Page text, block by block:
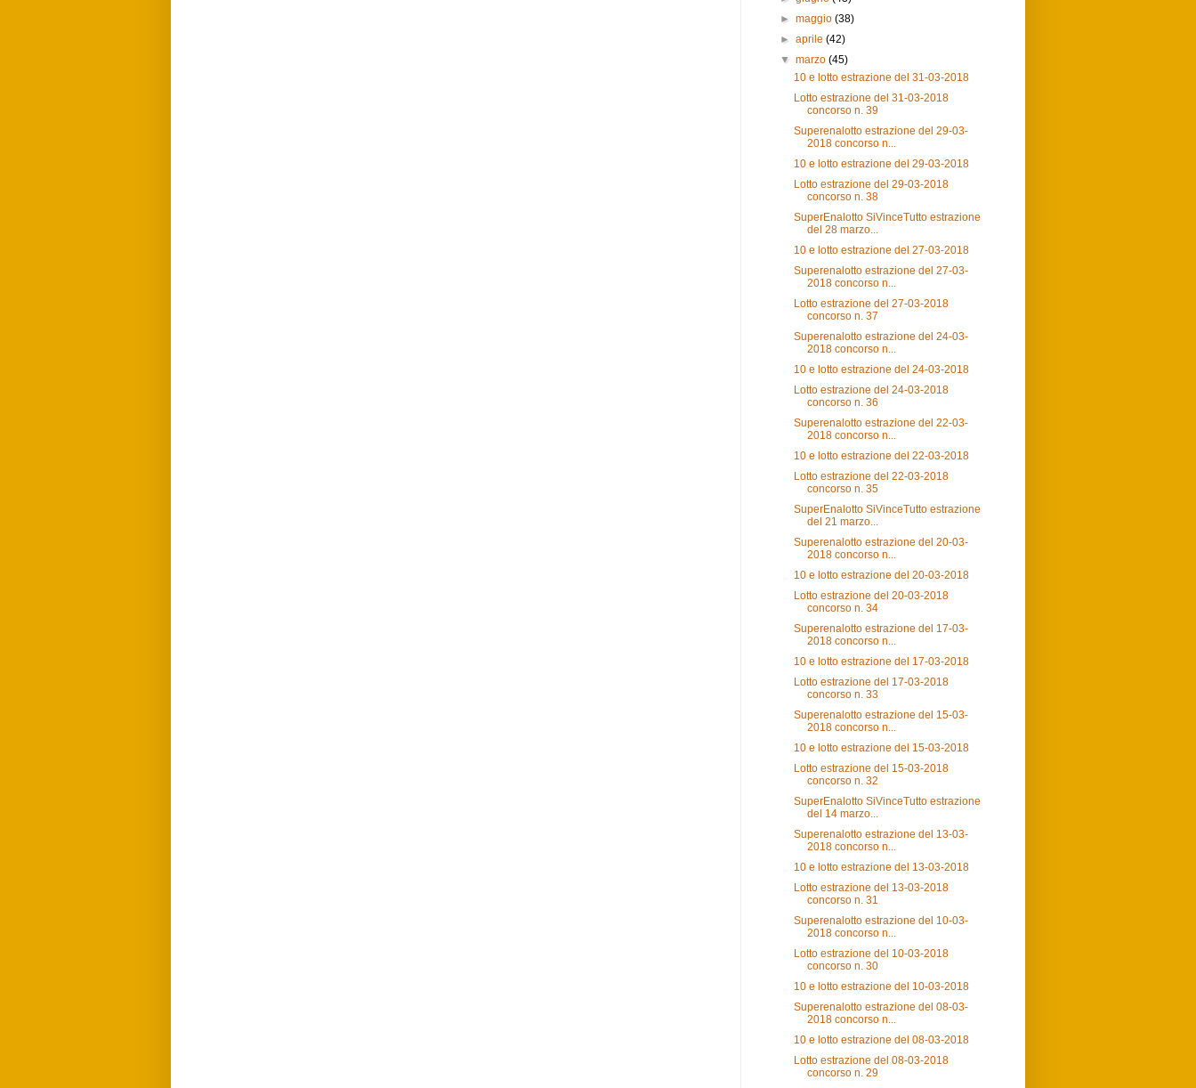
►maggio(38)
►aprile(42)
▼marzo(45)
10 e lotto estrazione del 31-03-2018
Lotto estrazione del 31-03-2018
concorso n. 39
Superenalotto estrazione del 29-03-
2018 concorso n...
10 e lotto estrazione del 29-03-2018
Lotto estrazione del 29-03-2018
concorso n. 38
SuperEnalotto SiVinceTutto estrazione
del 28 marzo...
10 e lotto estrazione del 27-03-2018
Superenalotto estrazione del 27-03-
2018 concorso n...
Lotto estrazione del 27-03-2018
concorso n. 37
Superenalotto estrazione del 24-03-
2018 concorso n...
10 e lotto estrazione del 24-03-2018
Lotto estrazione del 24-03-2018
concorso n. 36
Superenalotto estrazione del 22-03-
2018 concorso n...
10 e lotto estrazione del 22-03-2018
Lotto estrazione del 22-03-2018
concorso n. 35
SuperEnalotto SiVinceTutto estrazione
del 21 marzo...
Superenalotto estrazione del 20-03-
2018 concorso n...
10 e lotto estrazione del 20-03-2018
Lotto estrazione del 20-03-2018
concorso n. 34
Superenalotto estrazione del 17-03-
2018 concorso n...
10 e lotto estrazione del 17-03-2018
Lotto estrazione del 17-03-2018
concorso n. 33
Superenalotto estrazione del 15-03-
2018 concorso n...
10 e lotto estrazione del 15-03-2018
Lotto estrazione del 15-03-2018
concorso n. 32
SuperEnalotto SiVinceTutto estrazione
del 14 marzo...
Superenalotto estrazione del 13-03-
2018 concorso n...
10 e lotto estrazione del 13-03-2018
Lotto estrazione del 13-03-2018
concorso n. 31
Superenalotto estrazione del 10-03-
2018 concorso n...
Lotto estrazione del 10-03-2018
concorso n. 30
10 e lotto estrazione del 10-03-2018
Superenalotto estrazione del 08-03-
2018 concorso n...
10 e lotto estrazione del 08-03-2018
Lotto estrazione del 08-03-2018
concorso n. 29